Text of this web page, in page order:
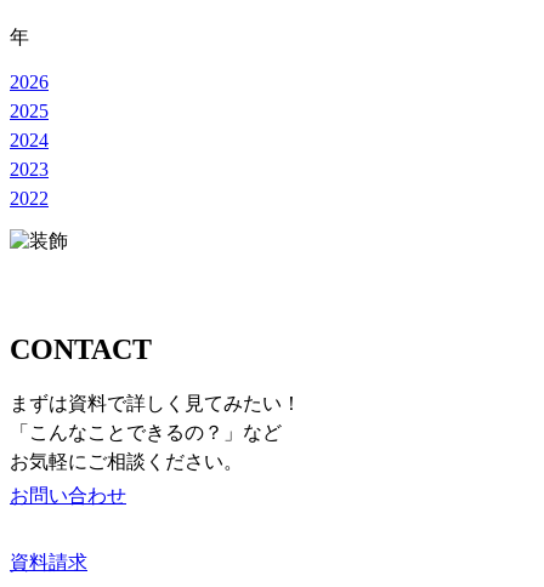
年
2026
2025
2024
2023
2022
CONTACT
まずは資料で詳しく見てみたい！
「こんなことできるの？」など
お気軽にご相談ください。
お問い合わせ
資料請求